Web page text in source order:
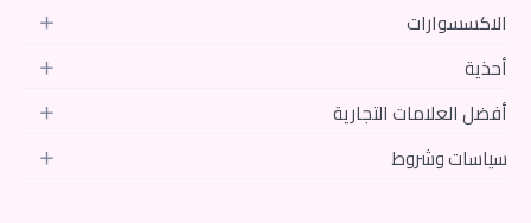
الاكسسوارات
أحذية
أفضل العلامات التجارية
سياسات وشروط